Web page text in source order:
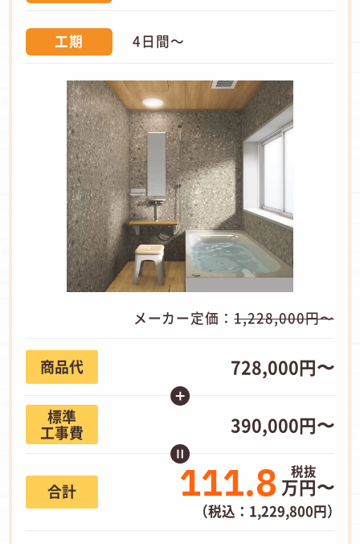
工期 4日間～
メーカー定価：1,228,000円〜
商品代 728,000円〜
標準
工事費 390,000円〜
合計 111.8 万円〜
（税込：1,229,800円）